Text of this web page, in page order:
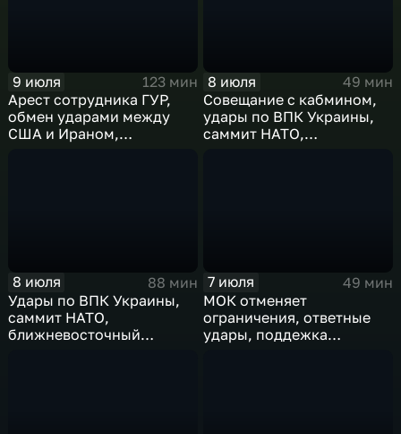
9 июля
123 мин
Арест сотрудника ГУР,
обмен ударами между
США и Ираном,
8 июля
49 мин
Совещание с кабмином,
удары по ВПК Украины,
саммит НАТО,
8 июля
88 мин
Удары по ВПК Украины,
саммит НАТО,
ближневосточный
7 июля
49 мин
МОК отменяет
ограничения, ответные
удары, поддежка